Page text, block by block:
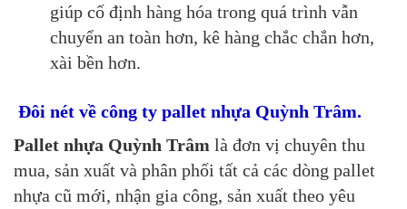
giúp cố định hàng hóa trong quá trình vẫn
chuyển an toàn hơn, kê hàng chắc chắn hơn,
xài bền hơn.
Đôi nét về công ty pallet nhựa Quỳnh Trâm.
Pallet nhựa Quỳnh Trâm là đơn vị chuyên thu
mua, sản xuất và phân phối tất cả các dòng pallet
nhựa cũ mới, nhận gia công, sản xuất theo yêu